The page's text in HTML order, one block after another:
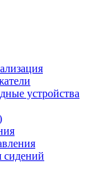
устройства
сидений